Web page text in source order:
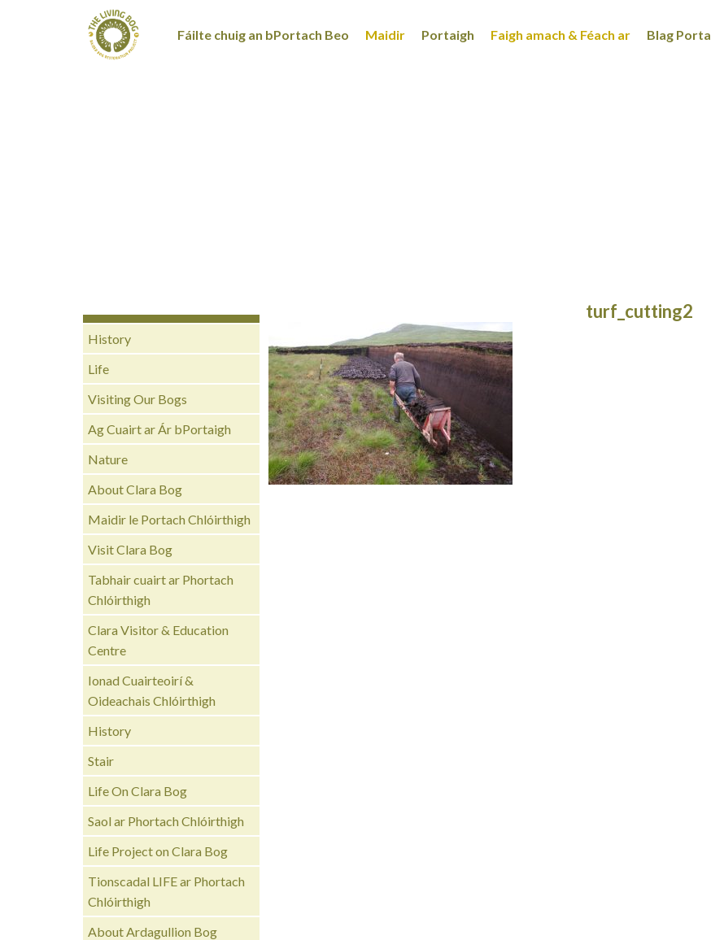
Fáilte chuig an bPortach Beo Maidir Portaigh Faigh amach & Féach ar Blag
History
Life
Visiting Our Bogs
Ag Cuairt ar Ár bPortaigh
Nature
About Clara Bog
Maidir le Portach Chlóirthigh
Visit Clara Bog
Tabhair cuairt ar Phortach
Chlóirthigh
Clara Visitor & Education
Centre
Ionad Cuairteoirí &
Oideachais Chlóirthigh
History
Stair
Life On Clara Bog
Saol ar Phortach Chlóirthigh
Life Project on Clara Bog
Tionscadal LIFE ar Phortach
Chlóirthigh
About Ardagullion Bog
turf_cutting2